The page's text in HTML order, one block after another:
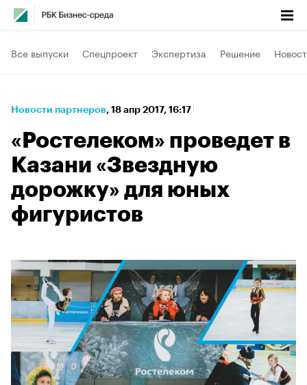
Все выпуски Спецпроект Экспертиза Решение
Новости партнеров⁠, 18 апр 2017, 16:17
«Ростелеком» проведет в
Казани «Звездную
дорожку» для юных
фигуристов